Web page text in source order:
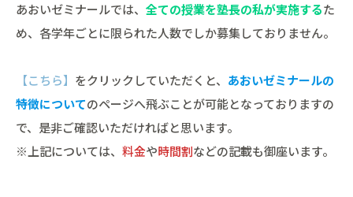
あおいゼミナールでは、 全ての授業を塾長の私が実施するた
め、各学年ごとに限られた人数でしか募集しておりません。
【こちら】 をクリックしていただくと、 あおいゼミナールの
特徴についてのページへ飛ぶことが可能となっておりますの
で、是非ご確認いただければと思います。
※上記については、 料金や時間割などの記載も御座います。